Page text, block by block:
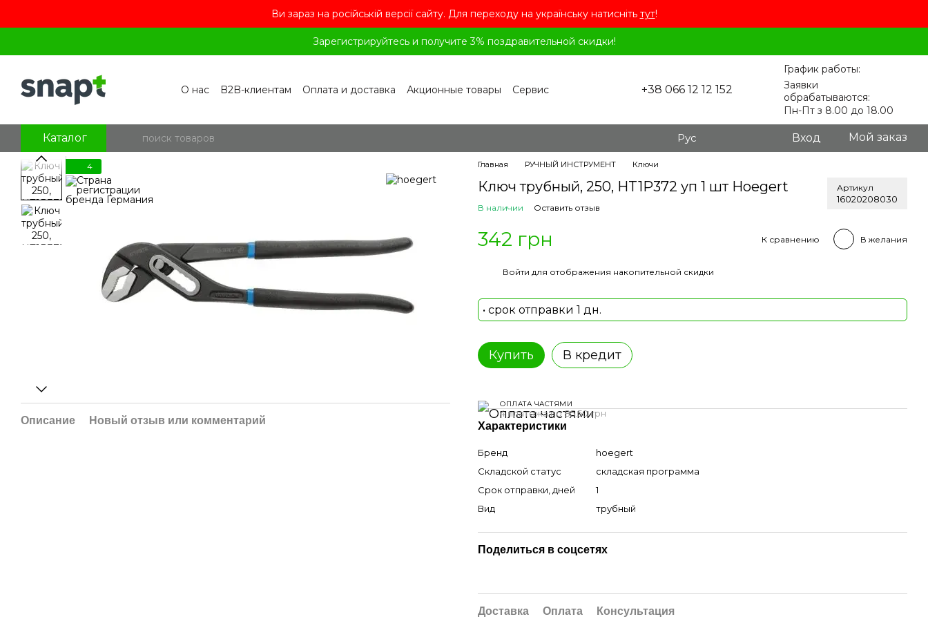
Ви зараз на російській версії сайту. Для переходу на українську натисніть тут!
Зарегистрируйтесь и получите 3% поздравительной скидки!
О нас B2B-клиентам Оплата и доставка Акционные товары
Сервис
+38 066 12 12 152
График работы:
Заявки
обрабатываются:
Пн-Пт з 8.00 до 18.00
Каталог Рус Вход Мой заказ
4
Описание Новый отзыв или комментарий
Главная РУЧНЫЙ ИНСТРУМЕНТ Ключи
Ключ трубный, 250, HT1P372 уп 1 шт Hoegert Артикул
16020208030
В наличии Оставить отзыв
342 грн К сравнению В желания
Войти для отображения накопительной скидки
• срок отправки 1 дн.
Купить В кредит
ОПЛАТА ЧАСТЯМИ
4 платежа по 85.50 грн
Характеристики
Бренд
hoegert
Складской статус
складская программа
Срок отправки, дней
1
Вид
трубный
Поделиться в соцсетях
Доставка Оплата Консультация